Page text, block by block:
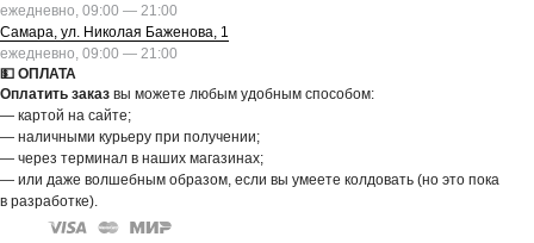
ежедневно, 09:00 — 21:00
Самара, ул. Николая Баженова, 1
ежедневно, 09:00 — 21:00
💵 ОПЛАТА
Оплатить заказ вы можете любым удобным способом:
— картой на сайте;
— наличными курьеру при получении;
— через терминал в наших магазинах;
— или даже волшебным образом, если вы умеете колдовать (но это пока
в разработке).